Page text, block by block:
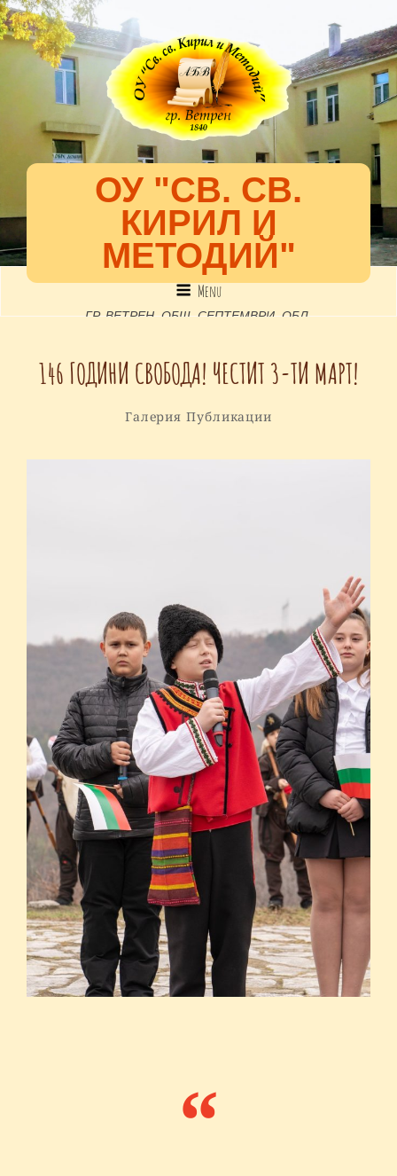
ОУ "СВ. СВ.
КИРИЛ И
МЕТОДИЙ"
ГР. ВЕТРЕН, ОБЩ. СЕПТЕМВРИ, ОБЛ.
1301891@EDU.MON.BG
Menu
146 ГОДИНИ СВОБОДА! ЧЕСТИТ 3-ТИ МАРТ!
Галерия Публикации